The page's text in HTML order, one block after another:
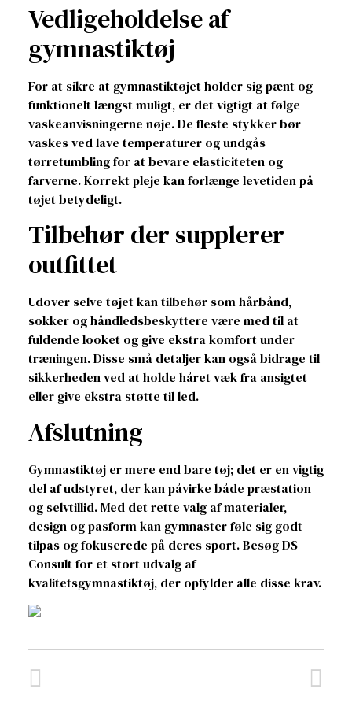
Vedligeholdelse af
gymnastiktøj
For at sikre at gymnastiktøjet holder sig pænt og
funktionelt længst muligt, er det vigtigt at følge
vaskeanvisningerne nøje. De fleste stykker bør
vaskes ved lave temperaturer og undgås
tørretumbling for at bevare elasticiteten og
farverne. Korrekt pleje kan forlænge levetiden på
tøjet betydeligt.
Tilbehør der supplerer
outfittet
Udover selve tøjet kan tilbehør som hårbånd,
sokker og håndledsbeskyttere være med til at
fuldende looket og give ekstra komfort under
træningen. Disse små detaljer kan også bidrage til
sikkerheden ved at holde håret væk fra ansigtet
eller give ekstra støtte til led.
Afslutning
Gymnastiktøj er mere end bare tøj; det er en vigtig
del af udstyret, der kan påvirke både præstation
og selvtillid. Med det rette valg af materialer,
design og pasform kan gymnaster føle sig godt
tilpas og fokuserede på deres sport. Besøg DS
Consult for et stort udvalg af
kvalitetsgymnastiktøj, der opfylder alle disse krav.